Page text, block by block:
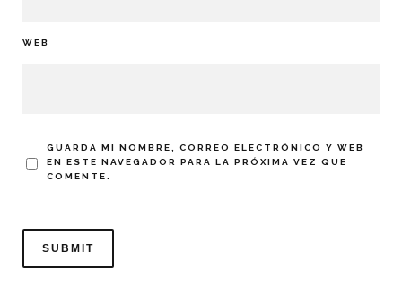
WEB
GUARDA MI NOMBRE, CORREO ELECTRÓNICO Y WEB
EN ESTE NAVEGADOR PARA LA PRÓXIMA VEZ QUE
COMENTE.